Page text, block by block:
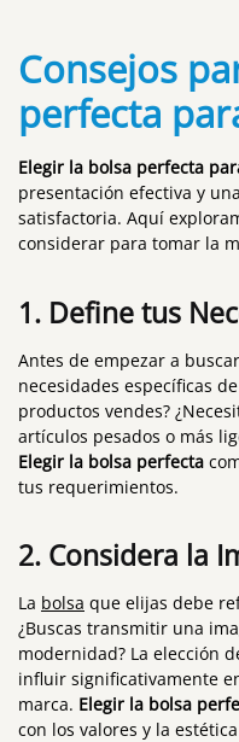
Consejos
perfecta
Elegir la bolsa perfecta
presentación efectiva y
satisfactoria. Aquí
considerar para tomar la
1. Define tus
Antes de empezar a
necesidades específicas
productos vendes?
artículos pesados o más
Elegir la bolsa perfecta
tus requerimientos.
2. Considera la
La bolsa que elijas debe
¿Buscas transmitir una
modernidad? La elección
influir significativamente
marca. Elegir la bolsa
con los valores y la